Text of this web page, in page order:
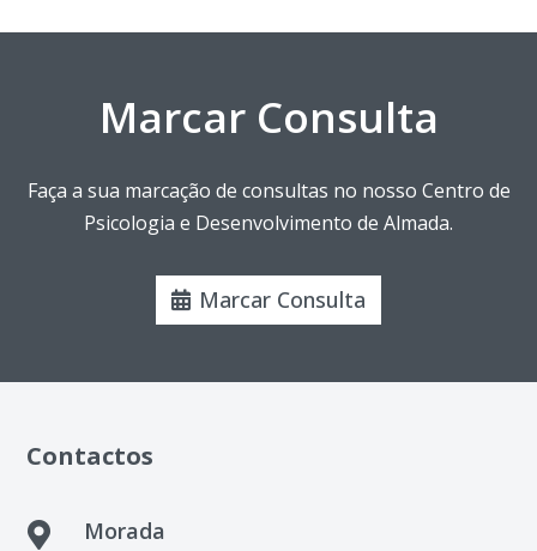
Marcar Consulta
Faça a sua marcação de consultas no nosso Centro de
Psicologia e Desenvolvimento de Almada.
Marcar Consulta
Contactos
 Morada